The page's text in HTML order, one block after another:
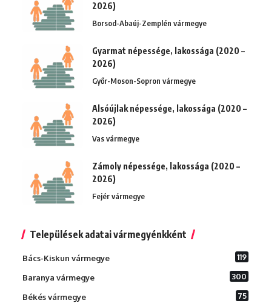
2026)
Borsod-Abaúj-Zemplén vármegye
Gyarmat népessége, lakossága (2020 –
2026)
Győr-Moson-Sopron vármegye
Alsóújlak népessége, lakossága (2020 –
2026)
Vas vármegye
Zámoly népessége, lakossága (2020 –
2026)
Fejér vármegye
Települések adatai vármegyénkként
Bács-Kiskun vármegye 119
Baranya vármegye 300
Békés vármegye 75